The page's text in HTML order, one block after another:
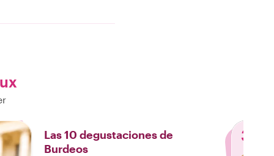
Las 10 degustaciones de
Burdeos
3